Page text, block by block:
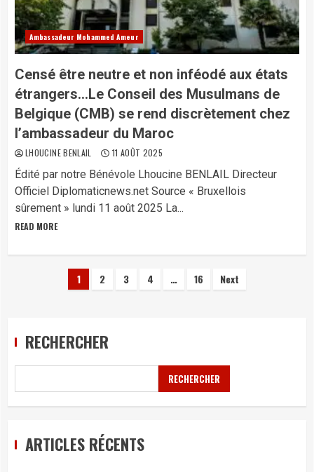
Ambassadeur Mohammed Ameur
Censé être neutre et non inféodé aux états
étrangers…Le Conseil des Musulmans de
Belgique (CMB) se rend discrètement chez
l’ambassadeur du Maroc
LHOUCINE BENLAIL 11 AOÛT 2025
Édité par notre Bénévole Lhoucine BENLAIL Directeur
Officiel Diplomaticnews.net Source « Bruxellois
sûrement » lundi 11 août 2025 La...
READ MORE
Pagination
publications
1 2 3 4 … 16 Next
RECHERCHER
RECHERCHER
ARTICLES RÉCENTS